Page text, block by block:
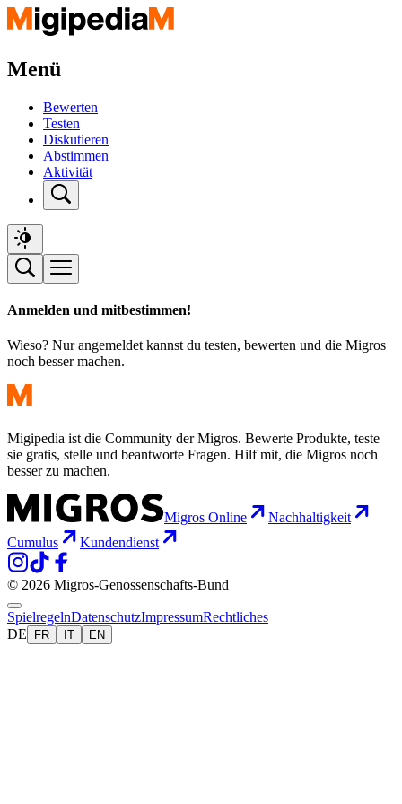
Menü
Bewerten
Testen
Diskutieren
Abstimmen
Aktivität
Anmelden und mitbestimmen!
Wieso? Nur angemeldet kannst du testen, bewerten und die Migros
noch besser machen.
Migipedia ist die Community der Migros. Bewerte Produkte, teste
sie gratis, stelle und beantworte Fragen. Hilf mit, die Migros noch
besser zu machen.
Migros Online
Nachhaltigkeit
Cumulus
Kundendienst
© 2026 Migros-Genossenschafts-Bund
SpielregelnDatenschutzImpressumRechtliches
DE
FR IT EN